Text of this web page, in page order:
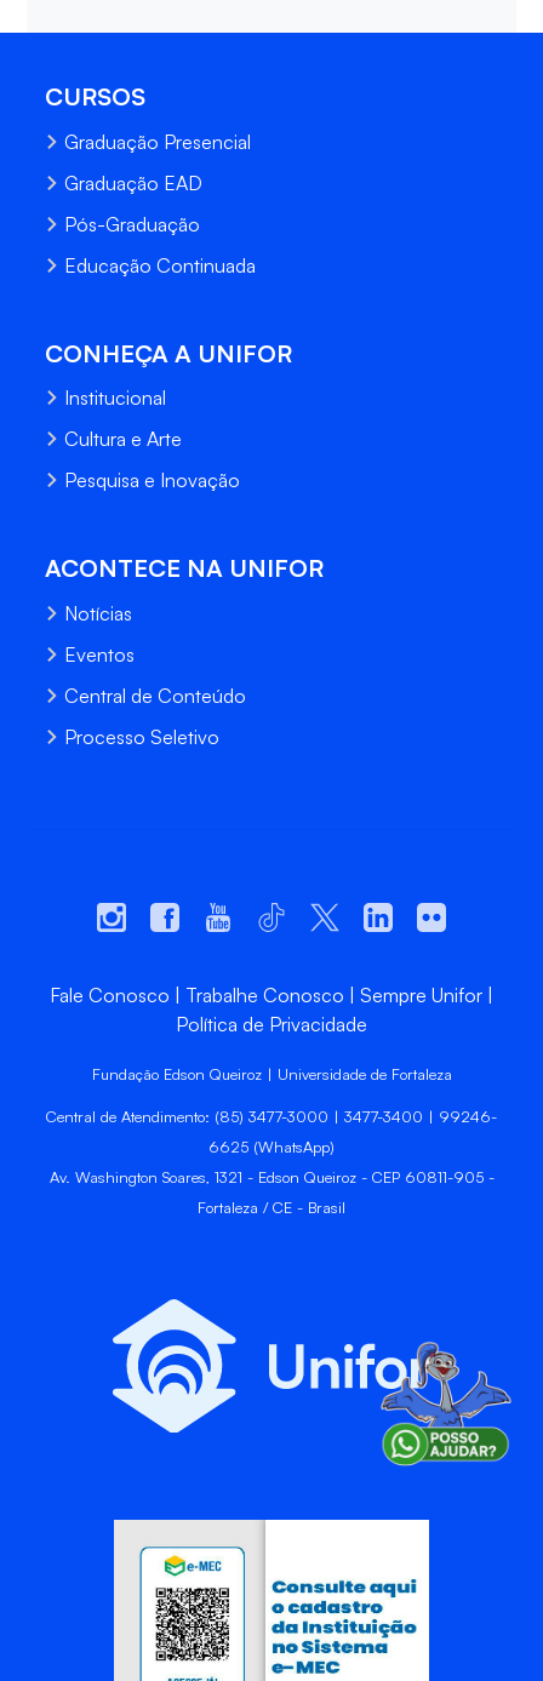
CURSOS
Graduação Presencial
Graduação EAD
Pós-Graduação
Educação Continuada
CONHEÇA A UNIFOR
Institucional
Cultura e Arte
Pesquisa e Inovação
ACONTECE NA UNIFOR
Notícias
Eventos
Central de Conteúdo
Processo Seletivo
Fale Conosco Trabalhe Conosco
Sempre Unifor
Política de Privacidade
Fundação Edson Queiroz | Universidade de Fortaleza
Central de Atendimento: (85) 3477-3000 | 3477-3400 | 99246-
6625 (WhatsApp)
Av. Washington Soares, 1321 - Edson Queiroz - CEP 60811-905 -
Fortaleza / CE - Brasil